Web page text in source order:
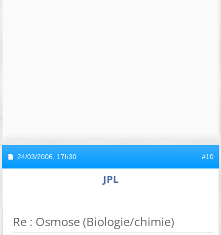
24/03/2006, 17h30 #10
JPL
Re : Osmose (Biologie/chimie)